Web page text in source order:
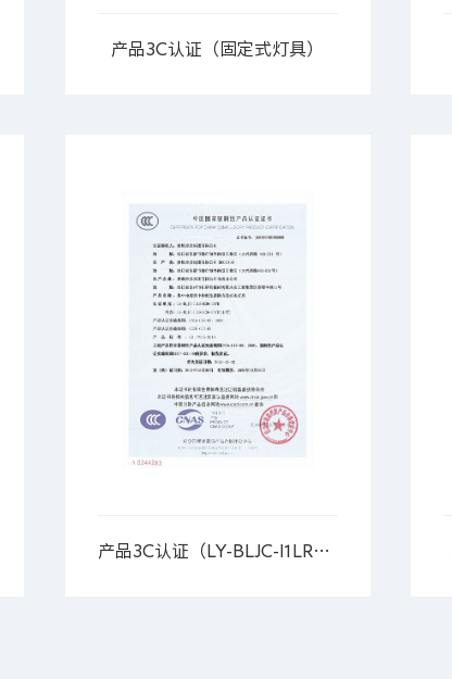
产品3C认证（固定式灯具）
产品3C认证（LY-BLJC-I1LROE3W-BAYD）